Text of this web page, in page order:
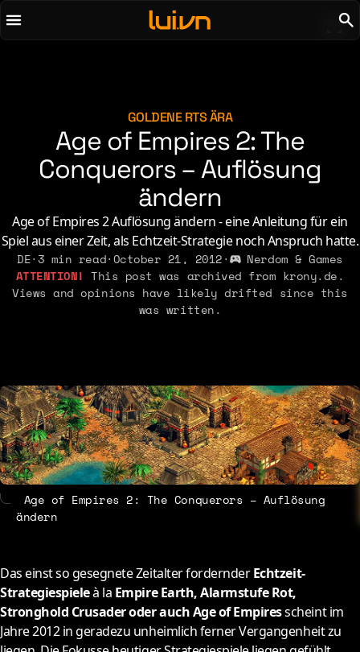
To main content
To menu
Concrete & Steel
Curiosity & Science
Music
Nerdom & Games
Personal Lore
Politics & Ideology
2026
2025
2023
2021
2019
2018
2015
2014
2013
2011
2010
2009
2008
About Contact
GOLDENE RTS ÄRA
Age of Empires 2: The
Conquerors – Auflösung
ändern
Age of Empires 2 Auflösung ändern - eine Anleitung für ein
Spiel aus einer Zeit, als Echtzeit-Strategie noch Anspruch hatte.
DE· 3 min read·October 21, 2012·
Nerdom & Games
This post was archived from krony.de.
Views and opinions have likely drifted since this
was written.
Age of Empires 2: The Conquerors – Auflösung
ändern
Das einst so gesegnete Zeitalter fordernderEchtzeit-
Strategiespieleà la Empire Earth, Alarmstufe Rot,
Stronghold Crusader oder auch Age of Empiresscheint im
Jahre 2012 in geradezu unheimlich ferner Vergangenheit zu